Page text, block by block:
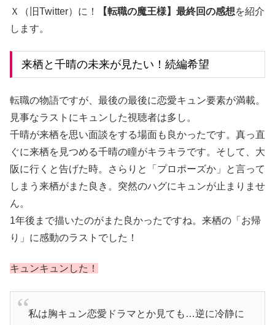
Ｘ（旧Twitter）に！
【転職の魔王様】最終回の感想を紹介
します。
来栖と千晴の未来が見たい！続編希望
転職の物語ですが、最後の最後に恋愛キュン要素が満載。
見事なラストにキュンした視聴者は多し。
千晴が来栖を思い面談をする場面も良かったです。真っ直
ぐに来栖を見つめる千晴の瞳がキラキラです。そして、大
阪に行くと告げた時。さらりと「プロポーズか」と言って
しまう来栖がまた良き。突然のハグにキュンが止まりませ
ん。
1年後まで描いたのがまた良かったですね。来栖の「お帰
り」に感動のラストでした！
キュンキュンした！
私は胸キュン恋愛ドラマとか見ても…逆に冷静に